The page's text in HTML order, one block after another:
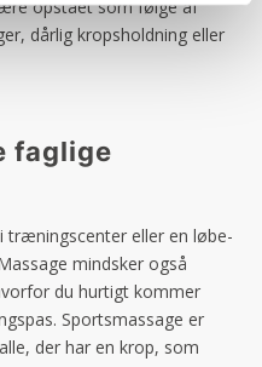
opstået som følge af
dårlig kropsholdning eller
faglige
eller en løbe-
mindsker også
du hurtigt kommer
Sportsmassage er
der har en krop, som